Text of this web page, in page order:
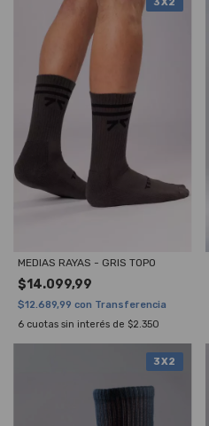
MEDIAS RAYAS - GRIS TOPO
$14.099,99
$12.689,99 con Transferencia
6 cuotas sin interés de $2.350
3X2